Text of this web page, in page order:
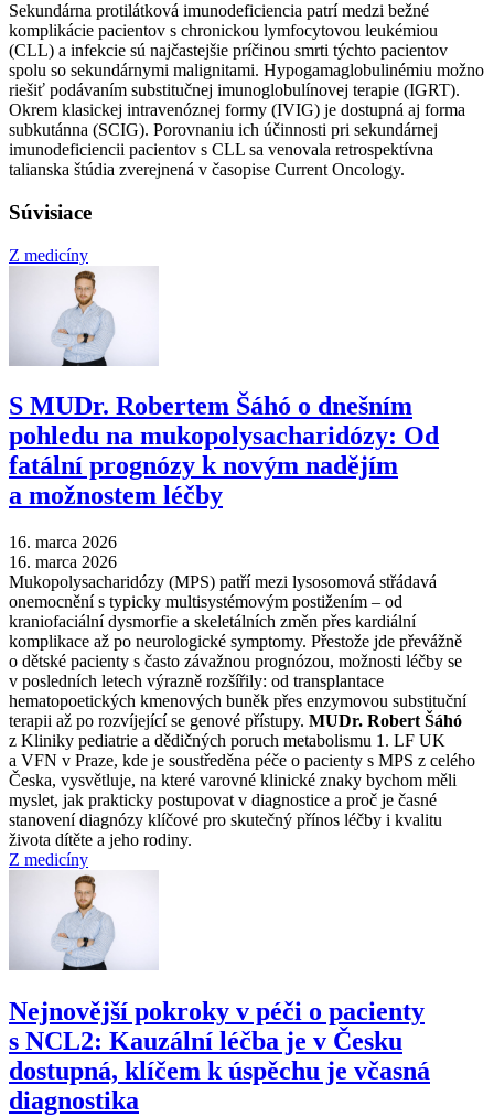
Sekundárna protilátková imunodeficiencia patrí medzi bežné
komplikácie pacientov s chronickou lymfocytovou leukémiou
(CLL) a infekcie sú najčastejšie príčinou smrti týchto pacientov
spolu so sekundárnymi malignitami. Hypogamaglobulinémiu možno
riešiť podávaním substitučnej imunoglobulínovej terapie (IGRT).
Okrem klasickej intravenóznej formy (IVIG) je dostupná aj forma
subkutánna (SCIG). Porovnaniu ich účinnosti pri sekundárnej
imunodeficiencii pacientov s CLL sa venovala retrospektívna
talianska štúdia zverejnená v časopise Current Oncology.
Súvisiace
Z medicíny
S MUDr. Robertem Šáhó o dnešním
pohledu na mukopolysacharidózy: Od
fatální prognózy k novým nadějím
a možnostem léčby
16. marca 2026
16. marca 2026
Mukopolysacharidózy (MPS) patří mezi lysosomová střádavá
onemocnění s typicky multisystémovým postižením –⁠ od
kraniofaciální dysmorfie a skeletálních změn přes kardiální
komplikace až po neurologické symptomy. Přestože jde převážně
o dětské pacienty s často závažnou prognózou, možnosti léčby se
v posledních letech výrazně rozšířily: od transplantace
hematopoetických kmenových buněk přes enzymovou substituční
terapii až po rozvíjející se genové přístupy. MUDr. Robert Šáhó
z Kliniky pediatrie a dědičných poruch metabolismu 1. LF UK
a VFN v Praze, kde je soustředěna péče o pacienty s MPS z celého
Česka, vysvětluje, na které varovné klinické znaky bychom měli
myslet, jak prakticky postupovat v diagnostice a proč je časné
stanovení diagnózy klíčové pro skutečný přínos léčby i kvalitu
života dítěte a jeho rodiny.
Z medicíny
Nejnovější pokroky v péči o pacienty
s NCL2: Kauzální léčba je v Česku
dostupná, klíčem k úspěchu je včasná
diagnostika